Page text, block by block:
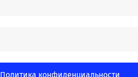
Политика конфиденциальности